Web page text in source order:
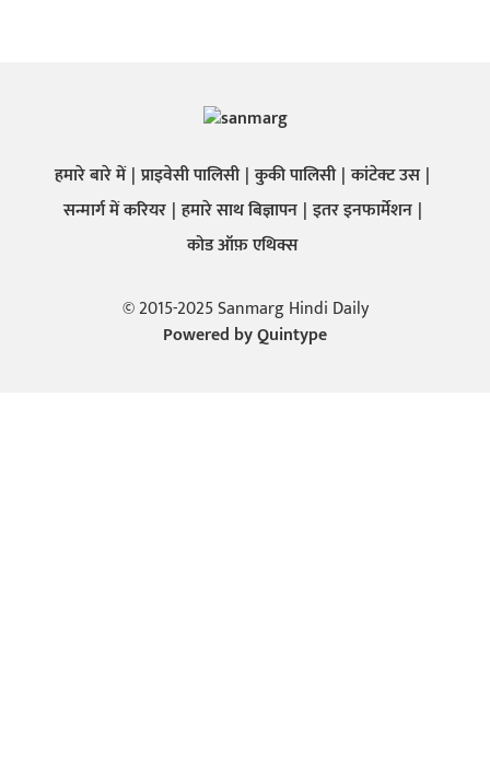
हमारे बारे में प्राइवेसी पालिसी कुकी पालिसी कांटेक्ट उस
सन्मार्ग में करियर हमारे साथ बिज्ञापन इतर इनफार्मेशन
कोड ऑफ़ एथिक्स
© 2015-2025 Sanmarg Hindi Daily
Powered byQuintype